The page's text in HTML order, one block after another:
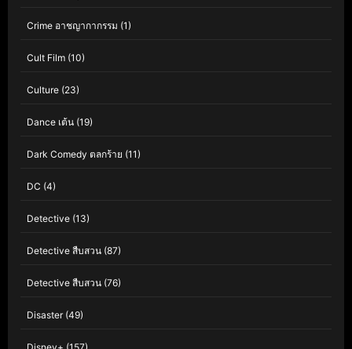
Crime อาชญากากรรม (1)
Cult Film (10)
Culture (23)
Dance เต้น (19)
Dark Comedy ตลกร้าย (11)
DC (4)
Detective (13)
Detective สืบสวน (87)
Detective สืบสวน (76)
Disaster(49)